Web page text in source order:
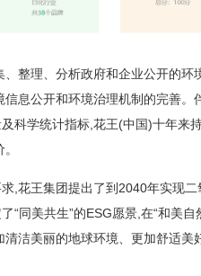
整理、分析政府和企业公开的环
息公开和环境治理机制的完善。
科学统计指标,花王(中国)十年来
,花王集团提出了到2040年实现
同美共生”的ESG愿景,在“和美自
洁美丽的地球环境、更加舒适美